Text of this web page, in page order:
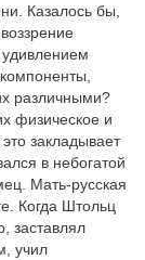
Казалось бы,
различными?
физическое и
закладывает
в небогатой
Мать-русская
Когда Штольц
заставлял
учил